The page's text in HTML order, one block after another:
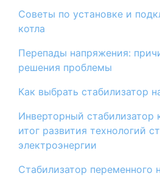
Советы по установке и
котла
Перепады напряжения:
решения проблемы
​Как выбрать стабилизатор
Инверторный стабилизатор
итог развития технологий
электроэнергии
Стабилизатор переменного